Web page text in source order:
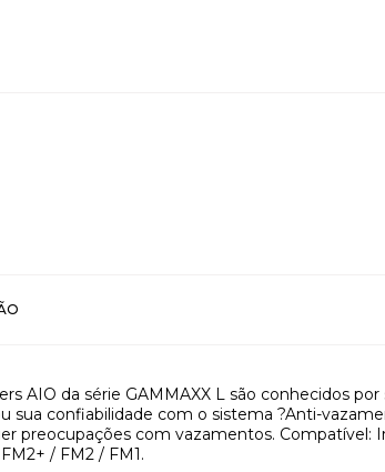
AIO da série GAMMAXX L são conhecidos
sua confiabilidade com o sistema ?Anti-
preocupações com vazamentos. Compatível:
/ FM2 / FM1.